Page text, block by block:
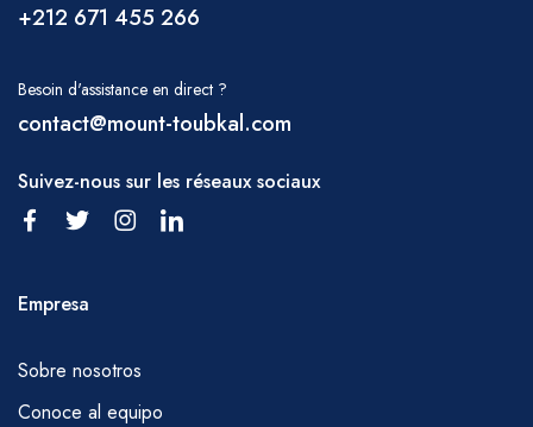
+212 671 455 266
Besoin d'assistance en direct ?
contact@mount-toubkal.com
Suivez-nous sur les réseaux sociaux
Empresa
Sobre nosotros
Conoce al equipo